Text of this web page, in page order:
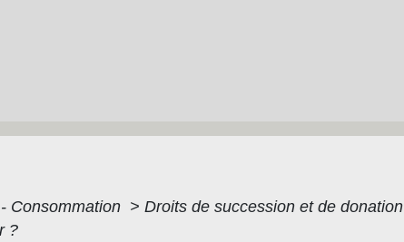
Consommation > Droits de succession et de donation
?